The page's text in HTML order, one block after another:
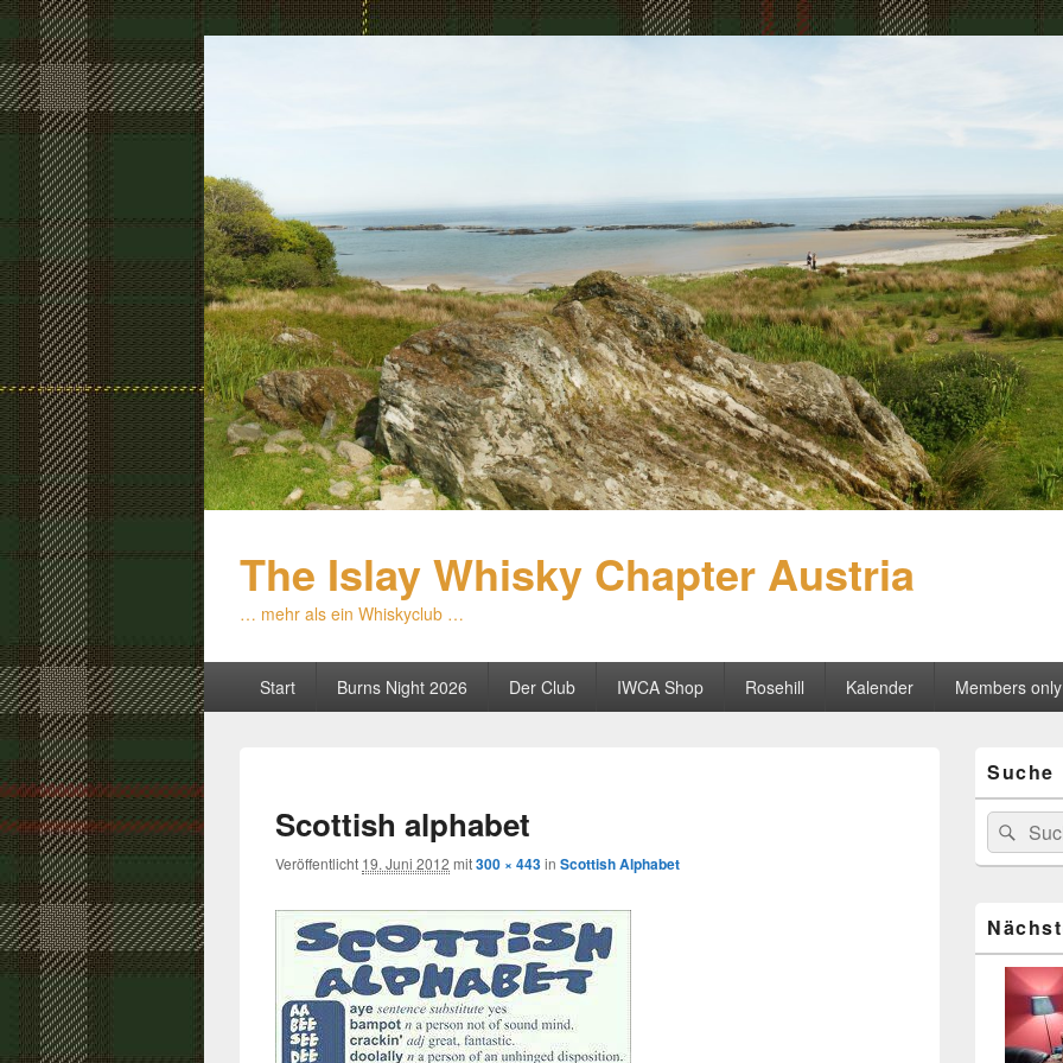
The Islay Whisky Chapter Austria
… mehr als ein Whiskyclub …
Primäres
Menü
Start Burns Night 2026 Der Club IWCA Shop Rosehill Kalender Members only
Navigation
Scottish alphabet
Veröffentlicht 19. Juni 2012 mit300 × 443in Scottish Alphabet
Seitenleisten-
Suche
Suchen
nach: